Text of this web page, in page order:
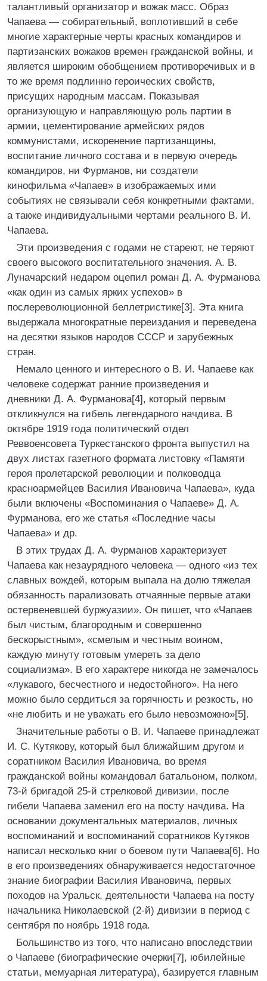
талантливый организатор и вожак масс. Образ
Чапаева — собирательный, воплотивший в себе
многие характерные черты красных командиров и
партизанских вожаков времен гражданской войны, и
является широким обобщением противоречивых и в
то же время подлинно героических свойств,
присущих народным массам. Показывая
организующую и направляющую роль партии в
армии, цементирование армейских рядов
коммунистами, искоренение партизанщины,
воспитание личного состава и в первую очередь
командиров, ни Фурманов, ни создатели
кинофильма «Чапаев» в изображаемых ими
событиях не связывали себя конкретными фактами,
а также индивидуальными чертами реального В. И.
Чапаева.
Эти произведения с годами не стареют, не теряют
своего высокого воспитательного значения. А. В.
Луначарский недаром оцепил роман Д. А. Фурманова
«как один из самых ярких успехов» в
послереволюционной беллетристике[3]. Эта книга
выдержала многократные переиздания и переведена
на десятки языков народов СССР и зарубежных
стран.
Немало ценного и интересного о В. И. Чапаеве как
человеке содержат ранние произведения и
дневники Д. А. Фурманова[4], который первым
откликнулся на гибель легендарного начдива. В
октябре 1919 года политический отдел
Реввоенсовета Туркестанского фронта выпустил на
двух листах газетного формата листовку «Памяти
героя пролетарской революции и полководца
красноармейцев Василия Ивановича Чапаева», куда
были включены «Воспоминания о Чапаеве» Д. А.
Фурманова, его же статья «Последние часы
Чапаева» и др.
В этих трудах Д. А. Фурманов характеризует
Чапаева как незаурядного человека — одного «из тех
славных вождей, которым выпала на долю тяжелая
обязанность парализовать отчаянные первые атаки
остервеневшей буржуазии». Он пишет, что «Чапаев
был чистым, благородным и совершенно
бескорыстным», «смелым и честным воином,
каждую минуту готовым умереть за дело
социализма». В его характере никогда не замечалось
«лукавого, бесчестного и недостойного». На него
можно было сердиться за горячность и резкость, но
«не любить и не уважать его было невозможно»[5].
Значительные работы о В. И. Чапаеве принадлежат
И. С. Кутякову, который был ближайшим другом и
соратником Василия Ивановича, во время
гражданской войны командовал батальоном, полком,
73-й бригадой 25-й стрелковой дивизии, после
гибели Чапаева заменил его на посту начдива. На
основании документальных материалов, личных
воспоминаний и воспоминаний соратников Кутяков
написал несколько книг о боевом пути Чапаева[6]. Но
в его произведениях обнаруживается недостаточное
знание биографии Василия Ивановича, первых
походов на Уральск, деятельности Чапаева на посту
начальника Николаевской (2-й) дивизии в период с
сентября по ноябрь 1918 года.
Большинство из того, что написано впоследствии
о Чапаеве (биографические очерки[7], юбилейные
статьи, мемуарная литература), базируется главным